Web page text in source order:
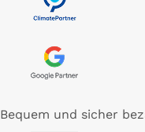
Bequem und sicher